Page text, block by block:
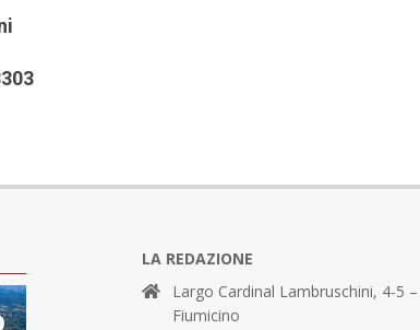
LA REDAZIONE
Largo Cardinal Lambruschini, 4-5 –
Fiumicino